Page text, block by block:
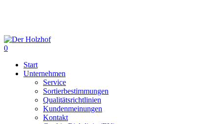
content
0
Start
Unternehmen
Service
Sortierbestimmungen
Qualitätsrichtlinien
Kundenmeinungen
Kontakt